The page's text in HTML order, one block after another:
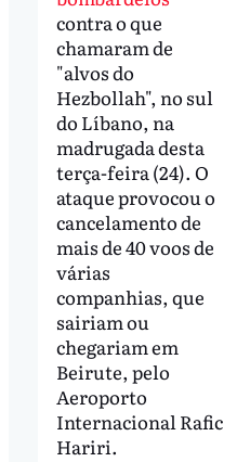
contra o que
chamaram de
"alvos do
Hezbollah", no sul
do Líbano, na
madrugada desta
terça-feira (24). O
ataque provocou o
cancelamento de
mais de 40 voos de
várias
companhias, que
sairiam ou
chegariam em
Beirute, pelo
Aeroporto
Internacional Rafic
Hariri.